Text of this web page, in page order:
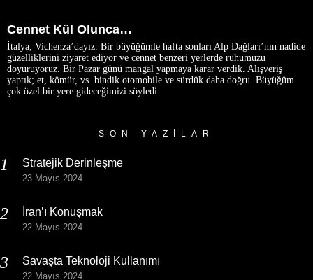
Cennet Kül Olunca…
İtalya, Vichenza’dayız. Bir büyüğümle hafta sonları Alp Dağları’nın nadide
güzelliklerini ziyaret ediyor ve cennet benzeri yerlerde ruhumuzu
doyuruyoruz. Bir Pazar günü mangal yapmaya karar verdik. Alışveriş
yaptık; et, kömür, vs. bindik otomobile ve sürdük daha doğru. Büyüğüm
çok özel bir yere gideceğimizi söyledi.
SON YAZILAR
Stratejik Derinleşme
23 Mayıs 2024
İran’ı Konuşmak
22 Mayıs 2024
Savaşta Teknoloji Kullanımı
22 Mayıs 2024